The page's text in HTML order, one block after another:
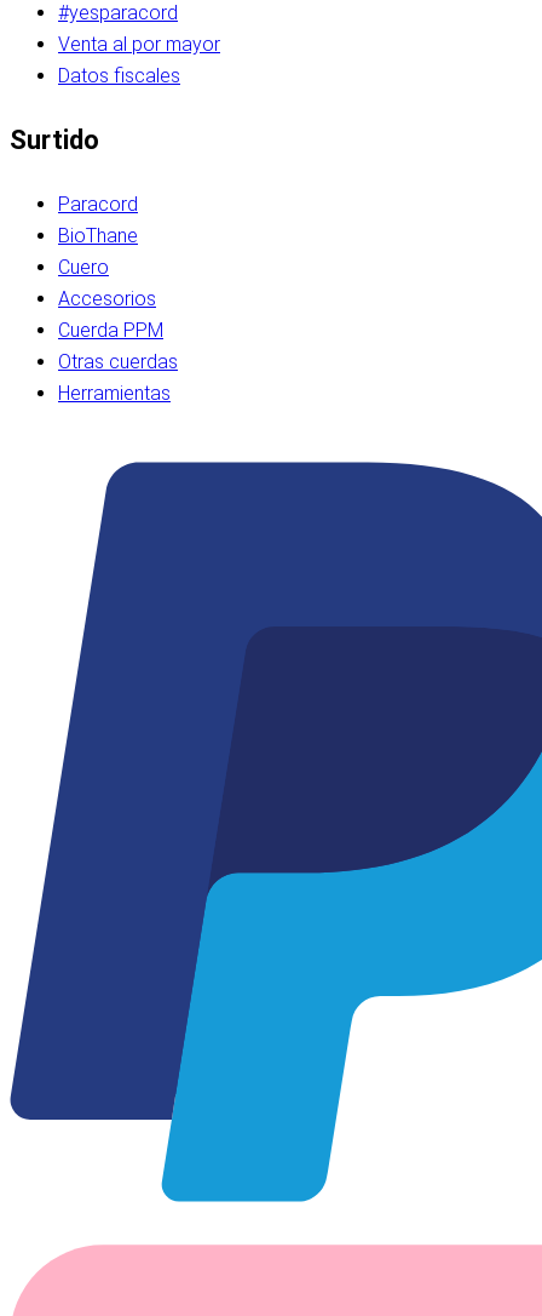
#yesparacord
Venta al por mayor
Datos fiscales
Surtido
Paracord
BioThane
Cuero
Accesorios
Cuerda PPM
Otras cuerdas
Herramientas